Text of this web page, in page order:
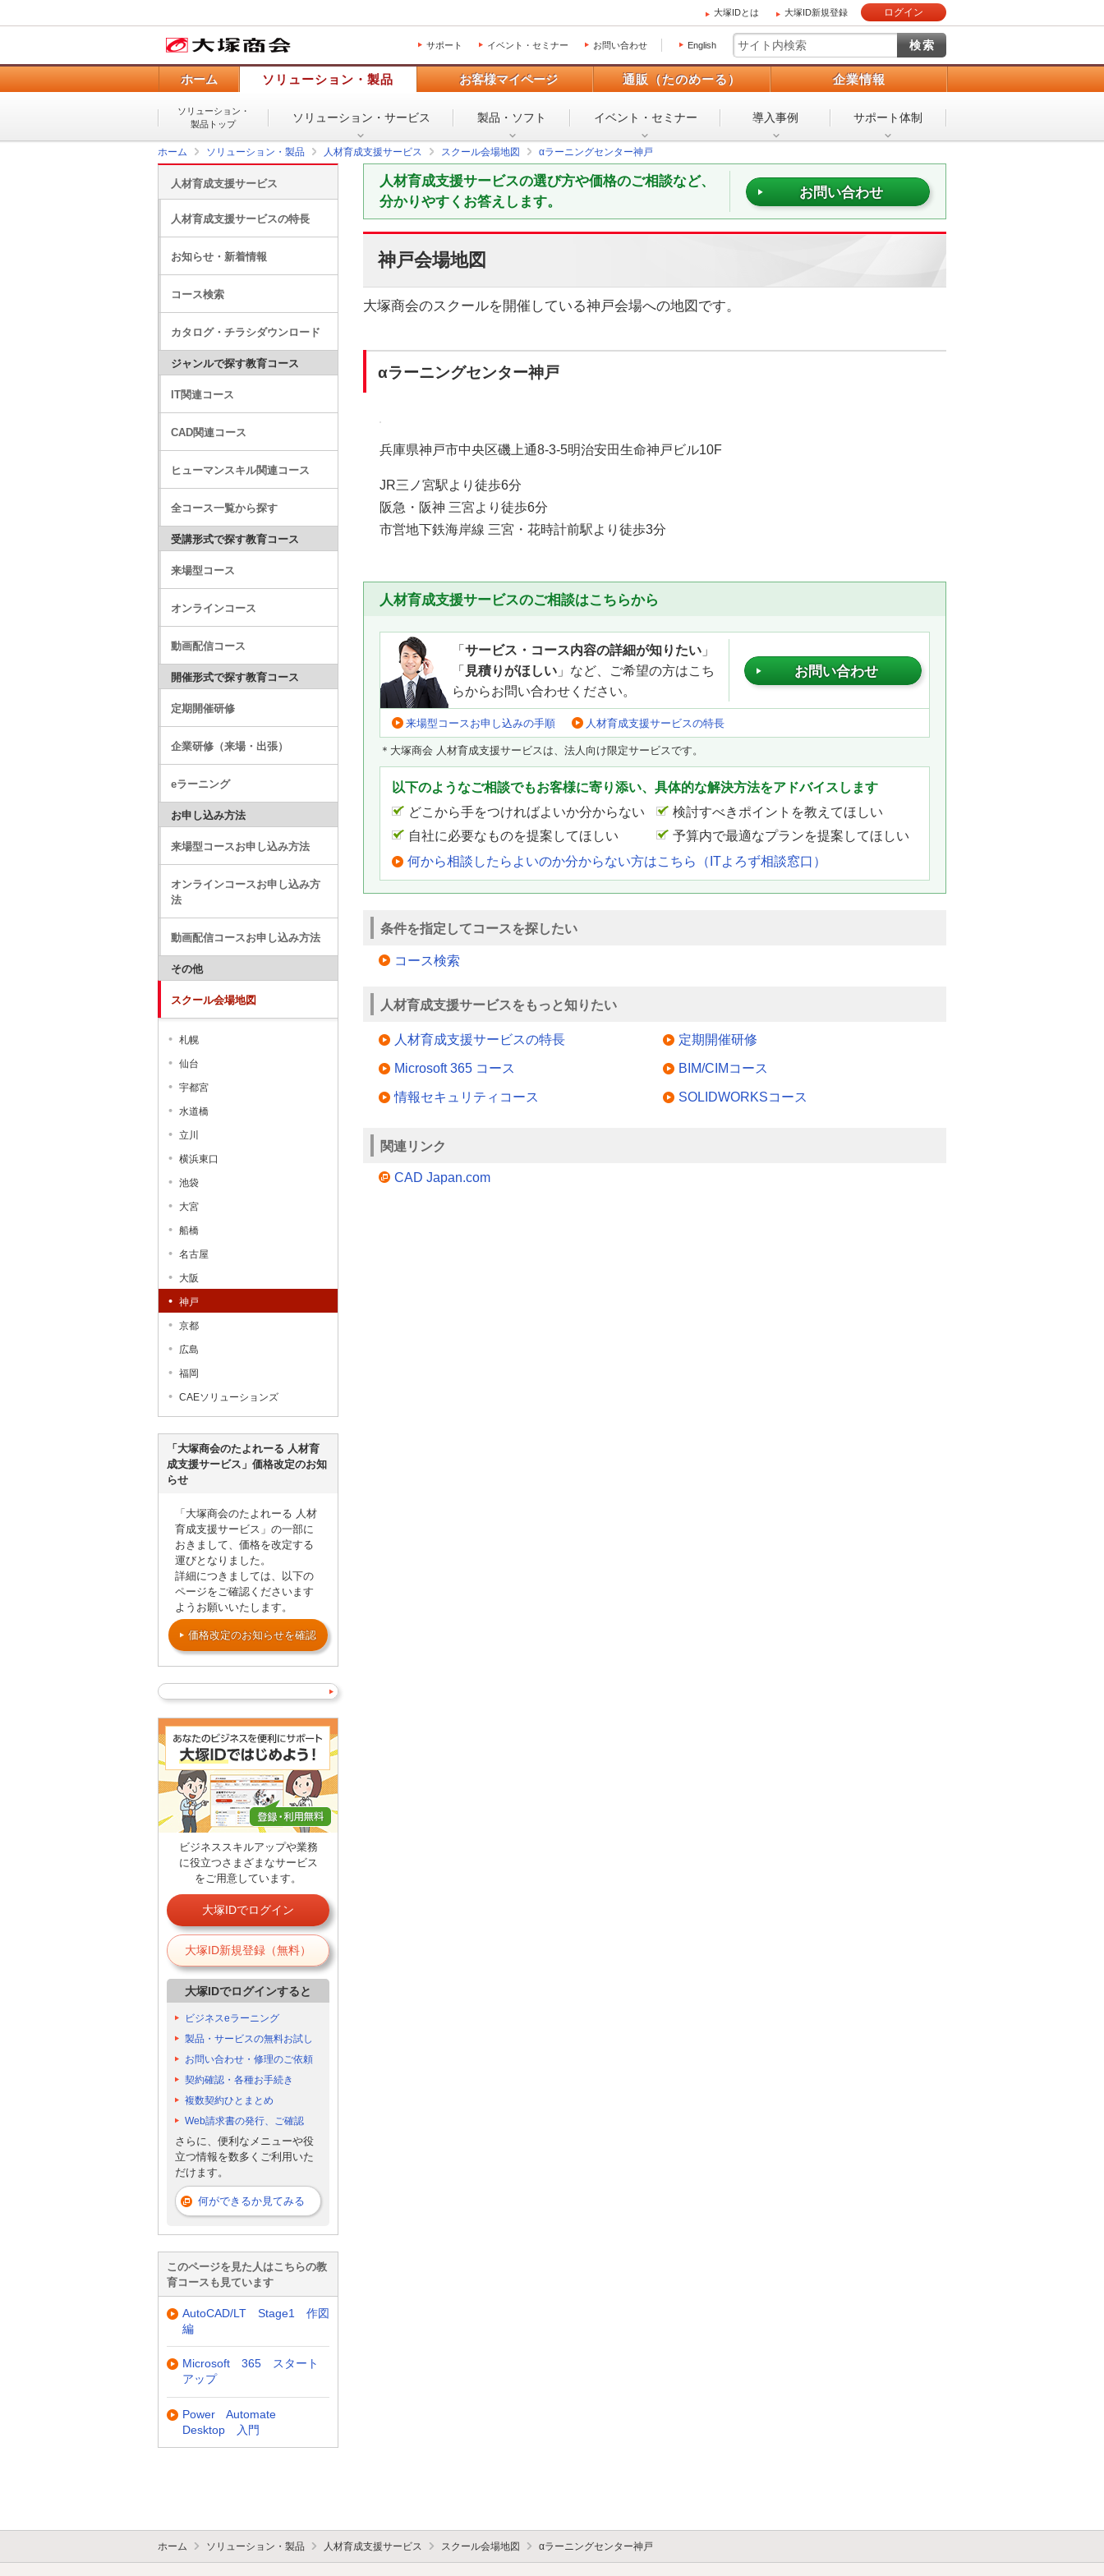
大塚IDとは 大塚ID新規登録 ログイン
サポート イベント・セミナー お問い合わせ English
ホーム ソリューション・製品 お客様マイページ 通販（たのめーる） 企業情報
ソリューション・
製品トップ
ソリューション・ サービス 製品・ソフト イベント・ セミナー 導入事例 サポート体制
ホーム ソリューション・製品 人材育成支援サービス スクール会場地図 αラーニングセンター神戸
人材育成支援サービスの選び方や価格のご相談など、
分かりやすくお答えします。
お問い合わせ
神戸会場地図
大塚商会のスクールを開催している神戸会場への地図です。
αラーニングセンター神戸
兵庫県神戸市中央区磯上通8-3-5明治安田生命神戸ビル10F
JR三ノ宮駅より徒歩6分
阪急・阪神 三宮より徒歩6分
市営地下鉄海岸線 三宮・花時計前駅より徒歩3分
人材育成支援サービスのご相談はこちらから
「 サービス・コース内容の詳細が知りたい 」
「 見積りがほしい 」など、ご希望の方はこち
らからお問い合わせください。
お問い合わせ
来場型コースお申し込みの手順 人材育成支援サービスの特長
＊大塚商会 人材育成支援サービスは、法人向け限定サービスです。
以下のようなご相談でもお客様に寄り添い、具体的な解決方法をアドバイスします
どこから手をつければよいか分からない
検討すべきポイントを教えてほしい
自社に必要なものを提案してほしい
予算内で最適なプランを提案してほしい
何から相談したらよいのか分からない方はこちら（ITよろず相談窓口）
条件を指定してコースを探したい
コース検索
人材育成支援サービスをもっと知りたい
人材育成支援サービスの特長 定期開催研修
Microsoft 365 コース BIM/CIMコース
情報セキュリティコース SOLIDWORKSコース
関連リンク
CAD Japan.com
人材育成支援サービス
人材育成支援サービスの特長
お知らせ・新着情報
コース検索
カタログ・チラシダウンロード
ジャンルで探す教育コース
IT関連コース
CAD関連コース
ヒューマンスキル関連コース
全コース一覧から探す
受講形式で探す教育コース
来場型コース
オンラインコース
動画配信コース
開催形式で探す教育コース
定期開催研修
企業研修（来場・出張）
eラーニング
お申し込み方法
来場型コースお申し込み方法
オンラインコースお申し込み方
法
動画配信コースお申し込み方法
その他
スクール会場地図
札幌
仙台
宇都宮
水道橋
立川
横浜東口
池袋
大宮
船橋
名古屋
大阪
神戸
京都
広島
福岡
CAEソリューションズ
「大塚商会のたよれーる 人材育
成支援サービス」価格改定のお知
らせ
「大塚商会のたよれーる 人材
育成支援サービス」の一部に
おきまして、価格を改定する
運びとなりました。
詳細につきましては、以下の
ページをご確認くださいます
ようお願いいたします。
価格改定のお知らせを確認
ビジネススキルアップや業務
に役立つさまざまなサービス
をご用意しています。
大塚IDでログイン
大塚ID新規登録（無料）
大塚IDでログインすると
ビジネスeラーニング
製品・サービスの無料お試し
お問い合わせ・修理のご依頼
契約確認・各種お手続き
複数契約ひとまとめ
Web請求書の発行、ご確認
さらに、便利なメニューや役
立つ情報を数多くご利用いた
だけます。
何ができるか見てみる
このページを見た人はこちらの教
育コースも見ています
AutoCAD/LT Stage1 作図
編
Microsoft 365 スタート
アップ
Power Automate
Desktop 入門
ホーム ソリューション・製品 人材育成支援サービス スクール会場地図 αラーニングセンター神戸